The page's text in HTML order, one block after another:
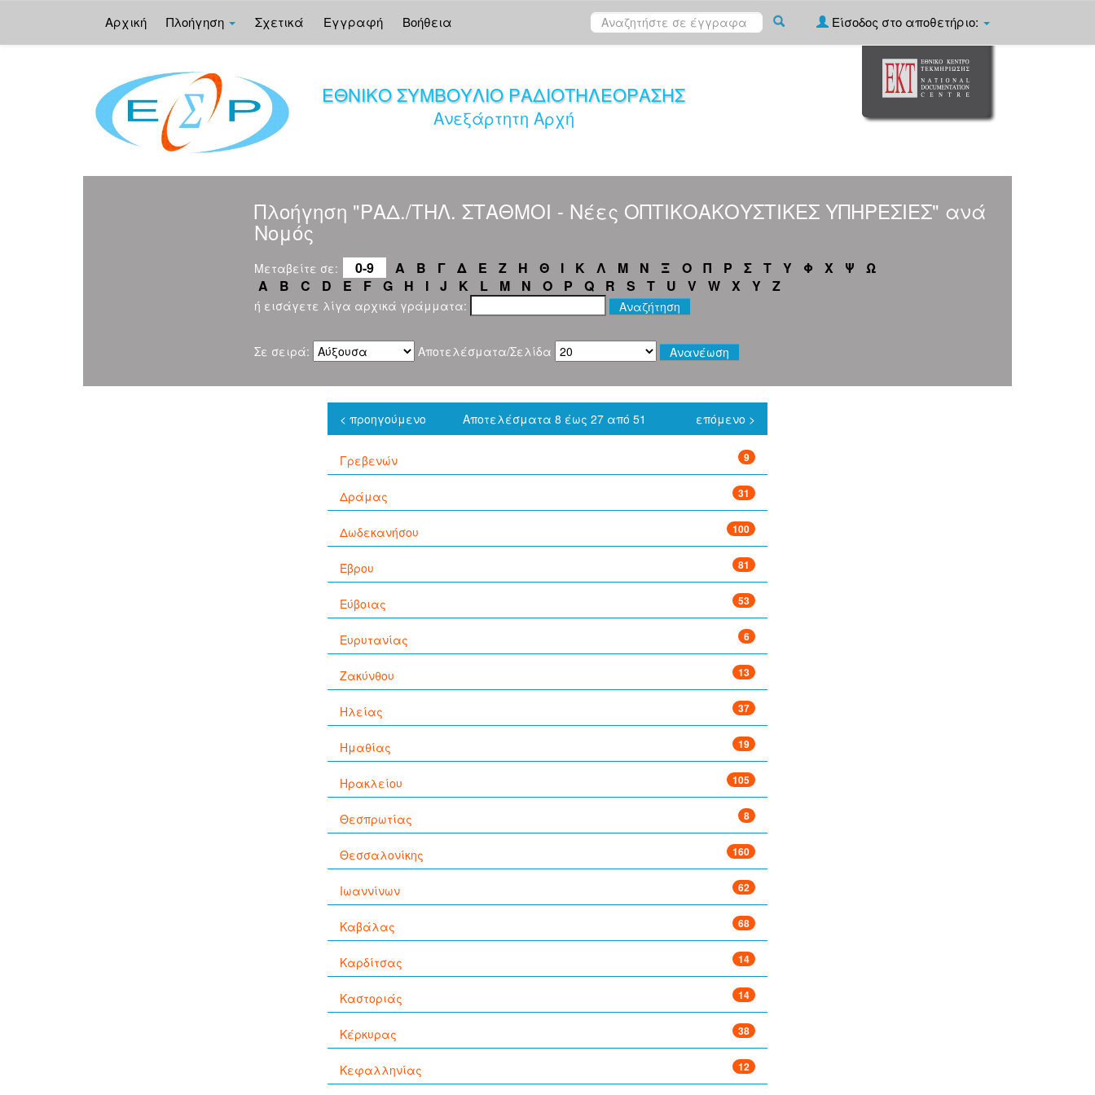
Αρχική Πλοήγηση Σχετικά Εγγραφή Βοήθεια Είσοδος στο αποθετήριο:
ΕΘΝΙΚΟ ΣΥΜΒΟΥΛΙΟ ΡΑΔΙΟΤΗΛΕΟΡΑΣΗΣ
Ανεξάρτητη Αρχή
Πλοήγηση "ΡΑΔ./ΤΗΛ. ΣΤΑΘΜΟΙ - Νέες ΟΠΤΙΚΟΑΚΟΥΣΤΙΚΕΣ ΥΠΗΡΕΣΙΕΣ" ανά
Νομός
Μεταβείτε σε: 0-9 Α Β Γ Δ Ε Ζ Η Θ Ι Κ Λ Μ Ν Ξ Ο Π Ρ Σ Τ Υ Φ Χ Ψ
Ω
A
B C D E F G H I J K L M N O P Q R S T U V W X Y Z
ή εισάγετε λίγα αρχικά γράμματα:
Σε σειρά: Αποτελέσματα/Σελίδα
Αποτελέσματα 8 έως 27 από 51
< προηγούμενο επόμενο >
Γρεβενών 9
Δράμας 31
Δωδεκανήσου 100
Έβρου 81
Εύβοιας 53
Ευρυτανίας 6
Ζακύνθου 13
Ηλείας 37
Ημαθίας 19
Ηρακλείου 105
Θεσπρωτίας 8
Θεσσαλονίκης 160
Ιωαννίνων 62
Καβάλας 68
Καρδίτσας 14
Καστοριάς 14
Κέρκυρας 38
Κεφαλληνίας 12